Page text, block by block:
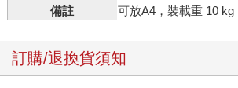
備註
可放A4，裝載重 10 kg
訂購/退換貨須知